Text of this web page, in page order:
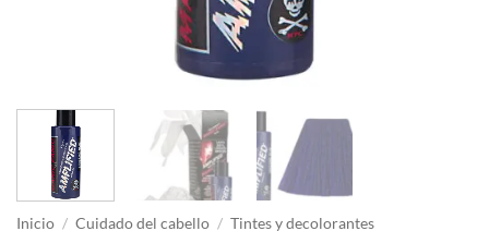
Inicio / Cuidado del cabello / Tintes y decolorantes